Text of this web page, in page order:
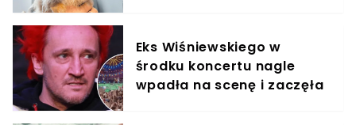
Eks Wiśniewskiego w
środku koncertu nagle
wpadła na scenę i zaczęła